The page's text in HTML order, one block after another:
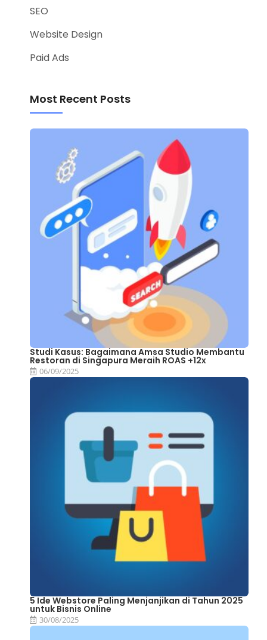
SEO
Website Design
Paid Ads
Most Recent Posts
Studi Kasus: Bagaimana Amsa Studio Membantu
Restoran di Singapura Meraih ROAS +12x
06/09/2025
5 Ide Webstore Paling Menjanjikan di Tahun 2025
untuk Bisnis Online
30/08/2025